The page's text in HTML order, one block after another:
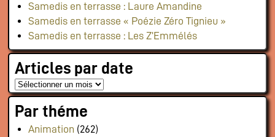
Samedis en terrasse : Laure Amandine
Samedis en terrasse « Poézie Zéro Tignieu »
Samedis en terrasse : Les Z’Emmélés
Articles par date
Par théme
Animation (262)